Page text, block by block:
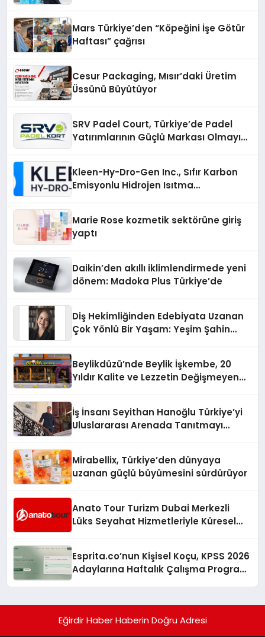
Mars Türkiye’den “Köpeğini İşe Götür
Haftası” çağrısı
Cesur Packaging, Mısır’daki Üretim
Üssünü Büyütüyor
SRV Padel Court, Türkiye’de Padel
Yatırımlarının Güçlü Markası Olmayı
Kleen-Hy-Dro-Gen Inc., Sıfır Karbon
Emisyonlu Hidrojen Isıtma
Marie Rose kozmetik sektörüne giriş
yaptı
Daikin’den akıllı iklimlendirmede yeni
dönem: Madoka Plus Türkiye’de
Diş Hekimliğinden Edebiyata Uzanan
Çok Yönlü Bir Yaşam: Yeşim Şahin
Beylikdüzü’nde Beylik İşkembe, 20
Yıldır Kalite ve Lezzetin Değişmeyen
İş İnsanı Seyithan Hanoğlu Türkiye’yi
Uluslararası Arenada Tanıtmayı
Mirabellix, Türkiye’den dünyaya
uzanan güçlü büyümesini sürdürüyor
Anato Tour Turizm Dubai Merkezli
Lüks Seyahat Hizmetleriyle Küresel
Esprita.co’nun Kişisel Koçu, KPSS 2026
Adaylarına Haftalık Çalışma Programı
Eğirdir Haber Haberin Doğru Adresi